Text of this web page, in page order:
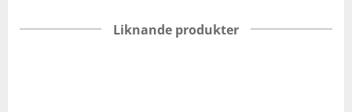
Liknande produkter